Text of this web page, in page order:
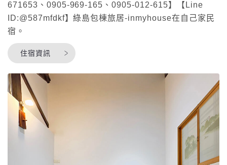
671653、0905-969-165、0905-012-615】【Line
ID:@587mfdkf】綠島包棟旅居-inmyhouse在自己家民
宿。
住宿資訊